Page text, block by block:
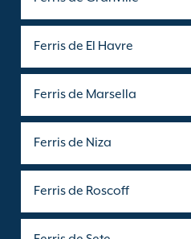
Ferris de El Havre
Ferris de Marsella
Ferris de Niza
Ferris de Roscoff